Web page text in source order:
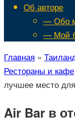
Об авторе
— Обо
— Мой
Главная »
Рестораны и кафе
лучшее место
Air Bar в